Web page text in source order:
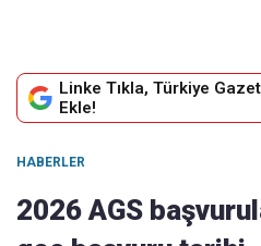
Linke Tıkla, Türkiye
Ekle!
HABERLER
2026 AGS